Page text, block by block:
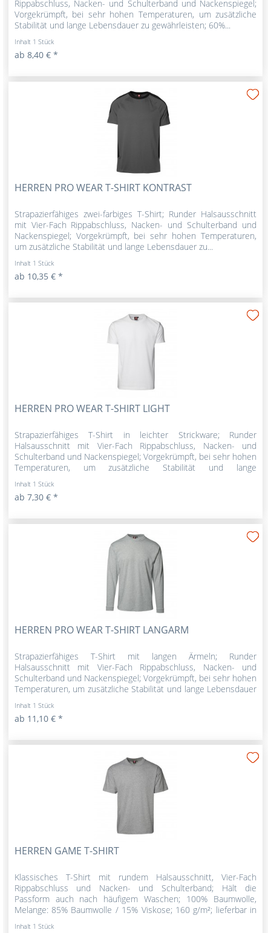
Rippabschluss, Nacken- und Schulterband und Nackenspiegel;
Vorgekrümpft, bei sehr hohen Temperaturen, um zusätzliche
Stabilität und lange Lebensdauer zu gewährleisten; 60%...
Inhalt 1 Stück
ab 8,40 € *
HERREN PRO WEAR T-SHIRT KONTRAST
Strapazierfähiges zwei-farbiges T-Shirt; Runder Halsausschnitt
mit Vier-Fach Rippabschluss, Nacken- und Schulterband und
Nackenspiegel; Vorgekrümpft, bei sehr hohen Temperaturen,
um zusätzliche Stabilität und lange Lebensdauer zu...
Inhalt 1 Stück
ab 10,35 € *
HERREN PRO WEAR T-SHIRT LIGHT
Strapazierfähiges T-Shirt in leichter Strickware; Runder
Halsausschnitt mit Vier-Fach Rippabschluss, Nacken- und
Schulterband und Nackenspiegel; Vorgekrümpft, bei sehr hohen
Temperaturen, um zusätzliche Stabilität und lange
Inhalt 1 Stück
ab 7,30 € *
HERREN PRO WEAR T-SHIRT LANGARM
Strapazierfähiges T-Shirt mit langen Ärmeln; Runder
Halsausschnitt mit Vier-Fach Rippabschluss, Nacken- und
Schulterband und Nackenspiegel; Vorgekrümpft, bei sehr hohen
Temperaturen, um zusätzliche Stabilität und lange Lebensdauer
Inhalt 1 Stück
ab 11,10 € *
HERREN GAME T-SHIRT
Klassisches T-Shirt mit rundem Halsausschnitt, Vier-Fach
Rippabschluss und Nacken- und Schulterband; Hält die
Passform auch nach häufigem Waschen; 100% Baumwolle,
Melange: 85% Baumwolle / 15% Viskose; 160 g/m²; lieferbar in
Inhalt 1 Stück